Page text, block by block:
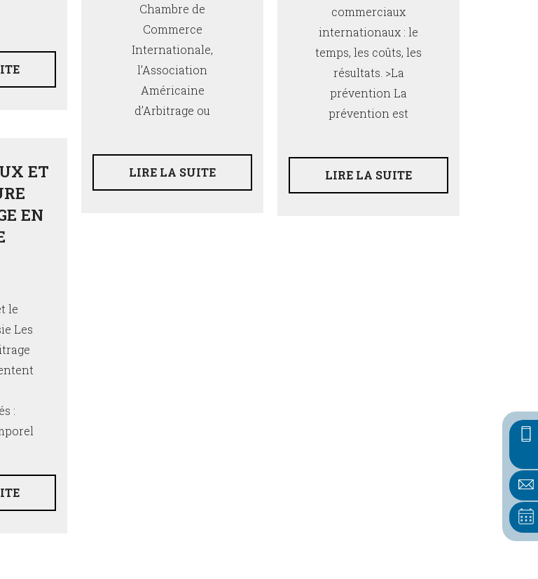
Chambre de
Commerce
Internationale,
l’Association
Américaine
d’Arbitrage ou
LIRE LA SUITE
commerciaux
internationaux : le
temps, les coûts, les
résultats. >La
prévention La
prévention est
LIRE LA SUITE
ET
EN
le
Les
: